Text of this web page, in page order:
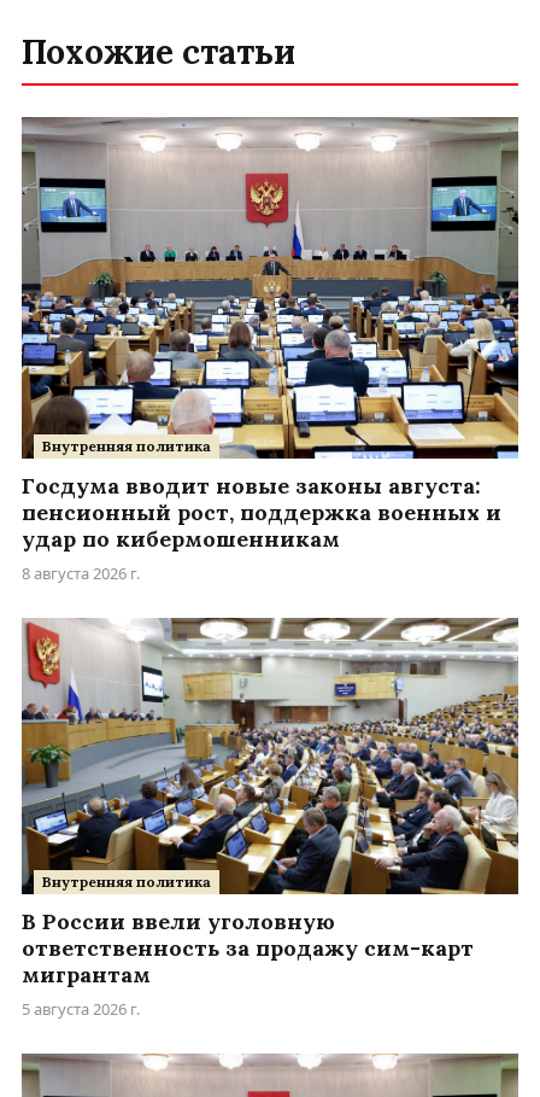
Похожие статьи
Внутренняя политика
Госдума вводит новые законы августа:
пенсионный рост, поддержка военных и
удар по кибермошенникам
8 августа 2026 г.
Внутренняя политика
В России ввели уголовную
ответственность за продажу сим-карт
мигрантам
5 августа 2026 г.